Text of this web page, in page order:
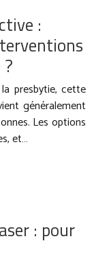
:
presbytie, cette
généralement
Les options
et…
: pour